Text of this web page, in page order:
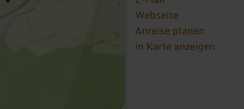
Webseite
Anreise planen
in Karte anzeigen